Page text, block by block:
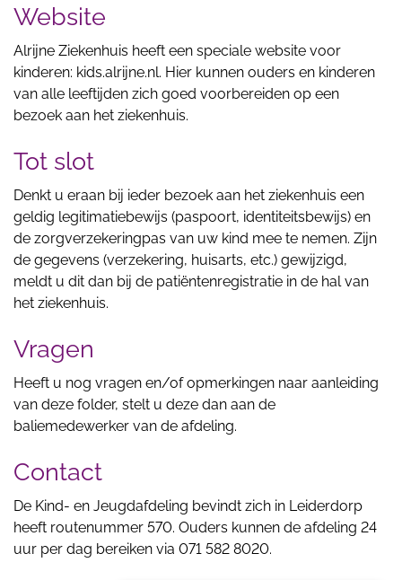
Website
Alrijne Ziekenhuis heeft een speciale website voor
kinderen: kids.alrijne.nl. Hier kunnen ouders en kinderen
van alle leeftijden zich goed voorbereiden op een
bezoek aan het ziekenhuis.
Tot slot
Denkt u eraan bij ieder bezoek aan het ziekenhuis een
geldig legitimatiebewijs (paspoort, identiteitsbewijs) en
de zorgverzekeringpas van uw kind mee te nemen. Zijn
de gegevens (verzekering, huisarts, etc.) gewijzigd,
meldt u dit dan bij de patiëntenregistratie in de hal van
het ziekenhuis.
Vragen
Heeft u nog vragen en/of opmerkingen naar aanleiding
van deze folder, stelt u deze dan aan de
baliemedewerker van de afdeling.
Contact
De Kind- en Jeugdafdeling bevindt zich in Leiderdorp
heeft routenummer 570. Ouders kunnen de afdeling 24
uur per dag bereiken via 071 582 8020.